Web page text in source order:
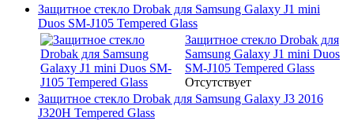
Защитное стекло Drobak для Samsung Galaxy J1 mini
Duos SM-J105 Tempered Glass
Защитное стекло Drobak для
Samsung Galaxy J1 mini Duos
SM-J105 Tempered Glass
Отсутствует
Защитное стекло Drobak для Samsung Galaxy J3 2016
J320H Tempered Glass